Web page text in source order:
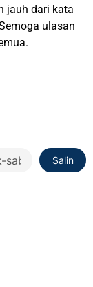
jauh dari kata
ulasan
Salin